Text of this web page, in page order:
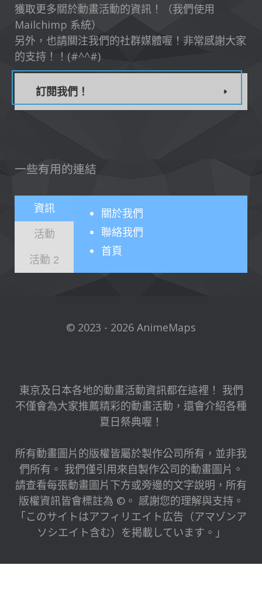
獲取更多關於動畫活動的資訊！（我們使用
Mailchimp 系統）
另外，也請關注我們的社群媒體喔！非常感謝大家
的支持！！(#^^#)
訂閱我們！
一些有用的連結
資訊
活動
活動 2
關於我們
聯絡我們
首頁
© 2023 - 2026 AnimeMaps
東京及日本各地的動畫活動資訊都在這裡！ 我們
不僅會為大家推薦精彩的動畫活動，還會介紹各種
夏日祭典喔！
所有動畫圖片的版權皆屬於製作公司所有，並非我
們所有。 我們僅引用來自製作公司的動畫圖片。
請查看每張動畫圖片下方或旁邊的文字說明，所有
版權資訊皆會標註為 ©。 感謝您的理解與支持。
「このサイトはアフィリエイト広告（アマゾンア
ソシエイト含む）を掲載しています。」